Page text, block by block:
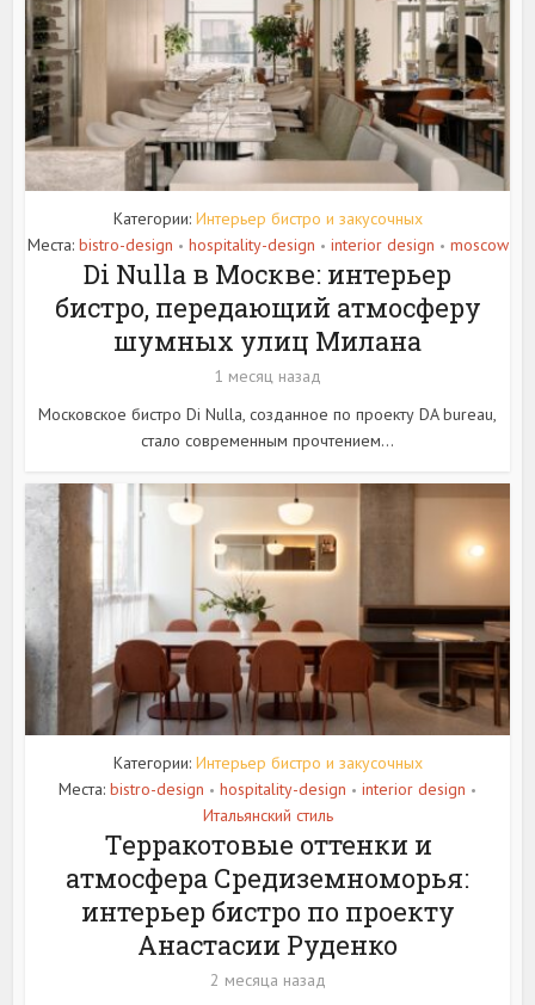
Категории: Интерьер бистро и закусочных
Места: bistro-design • hospitality-design • interior design • moscow
Di Nulla в Москве: интерьер
бистро, передающий атмосферу
шумных улиц Милана
1 месяц назад
Московское бистро Di Nulla, созданное по проекту DA bureau,
стало современным прочтением...
Категории: Интерьер бистро и закусочных
Места: bistro-design • hospitality-design • interior design •
Итальянский стиль
Терракотовые оттенки и
атмосфера Средиземноморья:
интерьер бистро по проекту
Анастасии Руденко
2 месяца назад